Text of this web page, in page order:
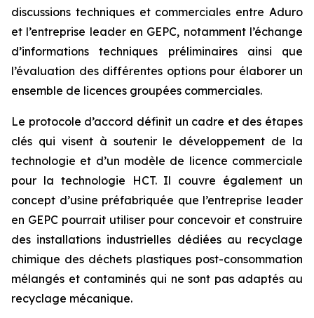
discussions techniques et commerciales entre Aduro
et l’entreprise leader en GEPC, notamment l’échange
d’informations techniques préliminaires ainsi que
l’évaluation des différentes options pour élaborer un
ensemble de licences groupées commerciales.
Le protocole d’accord définit un cadre et des étapes
clés qui visent à soutenir le développement de la
technologie et d’un modèle de licence commerciale
pour la technologie HCT. Il couvre également un
concept d’usine préfabriquée que l’entreprise leader
en GEPC pourrait utiliser pour concevoir et construire
des installations industrielles dédiées au recyclage
chimique des déchets plastiques post-consommation
mélangés et contaminés qui ne sont pas adaptés au
recyclage mécanique.